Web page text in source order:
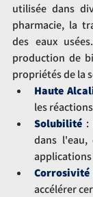
utilisée dans
pharmacie, la
des eaux
production de
propriétés de la
Haute
les
Solubilité :
dans
Corrosivité
accélérer